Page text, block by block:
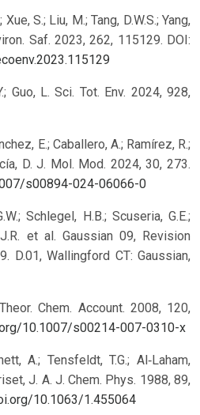
Xue, S.; Liu, M.; Tang, D.W.S.; Yang,
Saf. 2023, 262, 115129. DOI:
Guo, L. Sci. Tot. Env. 2024, 928,
E.; Caballero, A.; Ramírez, R.;
D. J. Mol. Mod. 2024, 30, 273.
s00894-024-06066-0
Schlegel, H.B.; Scuseria, G.E.;
et al. Gaussian 09, Revision
D.01, Wallingford CT: Gaussian,
Chem. Account. 2008, 120,
10.1007/s00214-007-0310-x
A.; Tensfeldt, T.G.; Al‐Laham,
J. A. J. Chem. Phys. 1988, 89,
10.1063/1.455064